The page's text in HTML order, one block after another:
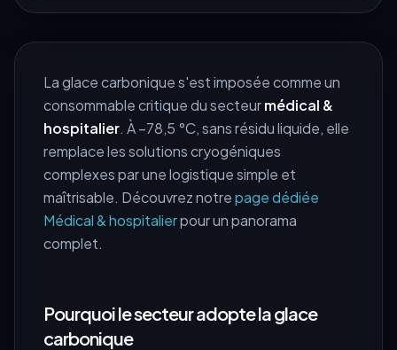
La glace carbonique s'est imposée comme un
consommable critique du secteurmédical &
hospitalier. À −78,5 °C, sans résidu liquide, elle
remplace les solutions cryogéniques
complexes par une logistique simple et
maîtrisable. Découvrez notrepage dédiée
Médical & hospitalierpour un panorama
complet.
Pourquoi le secteur adopte la glace
carbonique